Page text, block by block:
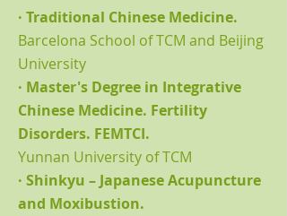
· Traditional Chinese Medicine.
Barcelona School of TCM and Beijing
University
· Master's Degree in Integrative
Chinese Medicine. Fertility
Disorders. FEMTCI.
Yunnan University of TCM
· Shinkyu – Japanese Acupuncture
and Moxibustion.